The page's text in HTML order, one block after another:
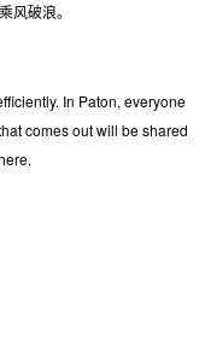
风破浪。
In Paton, everyone
comes out will be shared